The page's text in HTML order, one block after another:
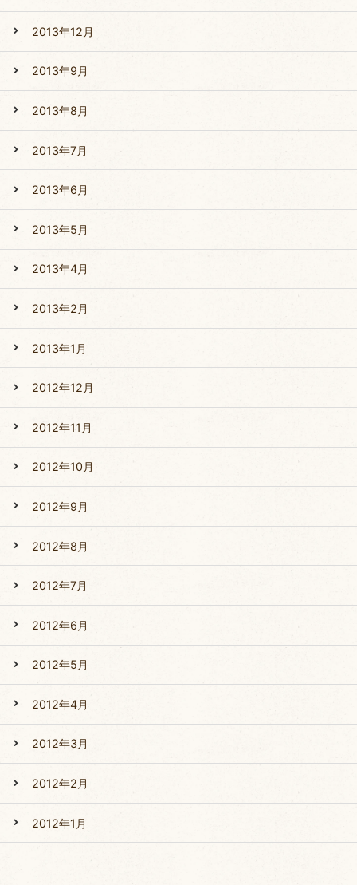
2013年12月
2013年9月
2013年8月
2013年7月
2013年6月
2013年5月
2013年4月
2013年2月
2013年1月
2012年12月
2012年11月
2012年10月
2012年9月
2012年8月
2012年7月
2012年6月
2012年5月
2012年4月
2012年3月
2012年2月
2012年1月